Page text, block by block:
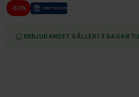
-50% GRA­TIS LE­VE­RANS
ERBJUDANDET GÄLLER I 3 DAGAR